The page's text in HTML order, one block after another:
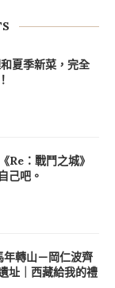
夏季新菜，完全
Re：戰鬥之城》
己吧。
轉山－岡仁波齊
址｜西藏給我的禮